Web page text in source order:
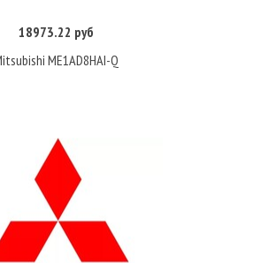
Купить
18973.22 руб
ME1AD8HAI-Q